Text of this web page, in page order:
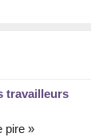
travailleurs
pire »